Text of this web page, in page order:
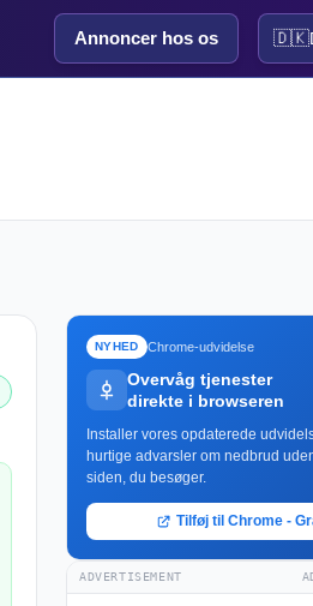
Annoncer hos os 🇩🇰
NYHED Chrome-udvidelse
Overvåg tjenester
direkte i browseren
Installer vores opdaterede
hurtige advarsler om nedbrud
siden, du besøger.
Tilføj til Chrome -
ADVERTISEMENT